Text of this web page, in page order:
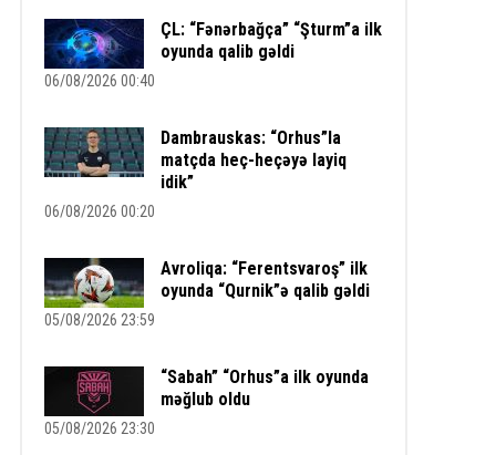
ÇL: “Fənərbağça” “Şturm”a ilk
oyunda qalib gəldi
06/08/2026 00:40
Dambrauskas: “Orhus”la
matçda heç-heçəyə layiq
idik”
06/08/2026 00:20
Avroliqa: “Ferentsvaroş” ilk
oyunda “Qurnik”ə qalib gəldi
05/08/2026 23:59
“Sabah” “Orhus”a ilk oyunda
məğlub oldu
05/08/2026 23:30